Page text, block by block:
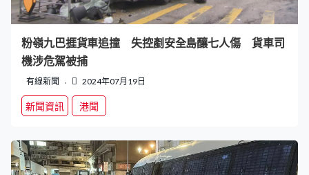
粉嶺九巴捱貨車追撞 失控剷安全島釀七人傷 貨車司
機涉危駕被捕
有線新聞 2024年07月19日
新聞資訊 港聞